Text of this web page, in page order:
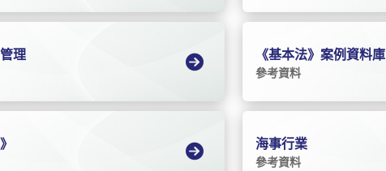
理 《基本法》案例資料庫
參考資料
海事行業
參考資料